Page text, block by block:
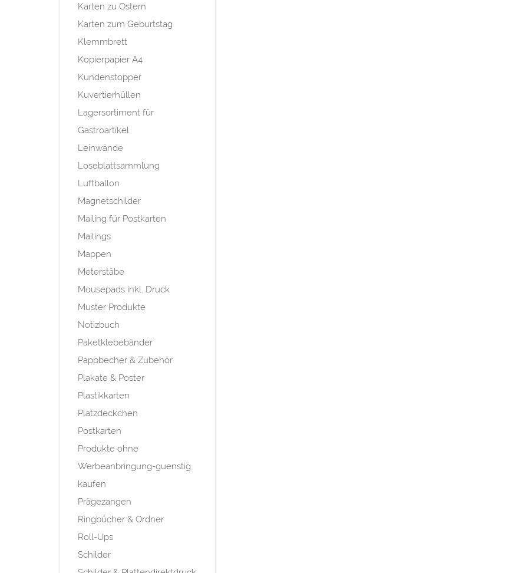
Karten zu Ostern
Karten zum Geburtstag
Klemmbrett
Kopierpapier A4
Kundenstopper
Kuvertierhüllen
Lagersortiment für
Gastroartikel
Leinwände
Loseblattsammlung
Luftballon
Magnetschilder
Mailing für Postkarten
Mailings
Mappen
Meterstäbe
Mousepads inkl. Druck
Muster Produkte
Notizbuch
Paketklebebänder
Pappbecher & Zubehör
Plakate & Poster
Plastikkarten
Platzdeckchen
Postkarten
Produkte ohne
Werbeanbringung-guenstig
kaufen
Prägezangen
Ringbücher & Ordner
Roll-Ups
Schilder